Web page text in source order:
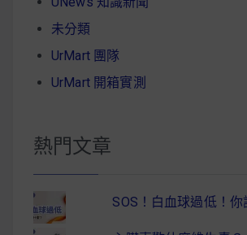
未分類
UrMart 團隊
UrMart 開箱實測
熱門文章
SOS！白血球過低！你